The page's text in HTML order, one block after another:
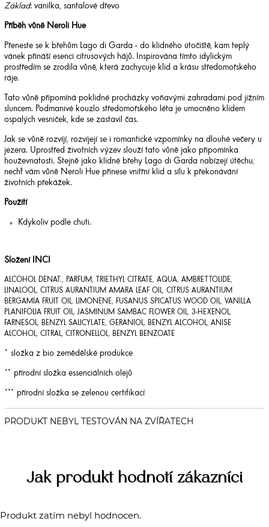
Základ: vanilka, santalové dřevo
Příběh vůně Neroli Hue
Přeneste se k břehům Lago di Garda - do klidného útočiště, kam teplý
vánek přináší esenci citrusových hájů. Inspirována tímto idylickým
prostředím se zrodila vůně, která zachycuje klid a krásu středomořského
ráje.
Tato vůně připomíná poklidné procházky voňavými zahradami pod jižním
sluncem. Podmanivé kouzlo středomořského léta je umocněno klidem
ospalých vesniček, kde se zastavil čas.
Jak se vůně rozvíjí, rozvíjejí se i romantické vzpomínky na dlouhé večery u
jezera. Uprostřed životních výzev slouží tato vůně jako připomínka
houževnatosti. Stejně jako klidné břehy Lago di Garda nabízejí útěchu,
nechť vám vůně Neroli Hue přinese vnitřní klid a sílu k překonávání
životních překážek.
Použití
Kdykoliv podle chuti.
Složení INCI
ALCOHOL DENAT., PARFUM, TRIETHYL CITRATE, AQUA, AMBRETTOLIDE,
LINALOOL, CITRUS AURANTIUM AMARA LEAF OIL, CITRUS AURANTIUM
BERGAMIA FRUIT OIL, LIMONENE, FUSANUS SPICATUS WOOD OIL, VANILLA
PLANIFOLIA FRUIT OIL, JASMINUM SAMBAC FLOWER OIL, 3-HEXENOL,
FARNESOL, BENZYL SALICYLATE, GERANIOL, BENZYL ALCOHOL, ANISE
ALCOHOL, CITRAL, CITRONELLOL, BENZYL BENZOATE
* složka z bio zemědělské produkce
** přírodní složka essenciálních olejů
*** přírodní složka se zelenou certifikací
Jak produkt hodnotí zákazníci
Produkt zatím nebyl hodnocen.